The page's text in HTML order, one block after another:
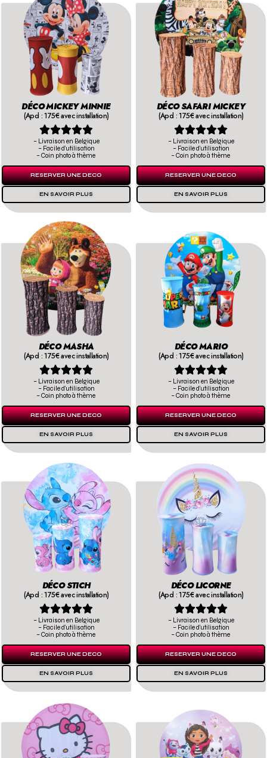
DÉCO MICKEY MINNIE
(Apd : 175€ avec installation)

– Livraison en Belgique
– Facile d’utilisation
– Coin photo à thème
RESERVER UNE DECO
EN SAVOIR PLUS
DÉCO SAFARI MICKEY
(Apd : 175€ avec installation)

– Livraison en Belgique
– Facile d’utilisation
– Coin photo à thème
RESERVER UNE DECO
EN SAVOIR PLUS
DÉCO MASHA
(Apd : 175€ avec installation)

– Livraison en Belgique
– Facile d’utilisation
– Coin photo à thème
RESERVER UNE DECO
EN SAVOIR PLUS
DÉCO MARIO
(Apd : 175€ avec installation)

– Livraison en Belgique
– Facile d’utilisation
– Coin photo à thème
RESERVER UNE DECO
EN SAVOIR PLUS
DÉCO STICH
(Apd : 175€ avec installation)

– Livraison en Belgique
– Facile d’utilisation
– Coin photo à thème
RESERVER UNE DECO
EN SAVOIR PLUS
DÉCO LICORNE
(Apd : 175€ avec installation)

– Livraison en Belgique
– Facile d’utilisation
– Coin photo à thème
RESERVER UNE DECO
EN SAVOIR PLUS